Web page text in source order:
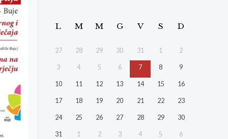
L M M G V S D
27 28 29 30 31 1 2
3 4 5 6 7 8 9
10 11 12 13 14 15 16
17 18 19 20 21 22 23
24 25 26 27 28 29 30
31 1 2 3 4 5 6